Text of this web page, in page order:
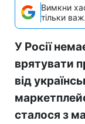
Вимкни
тільки
У Росії
врятувати
від
сталося з